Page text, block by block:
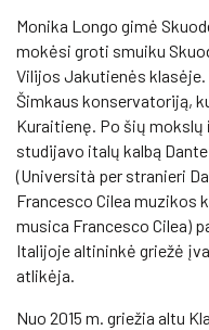
Monika Longo gimė
mokėsi groti smuiku
Vilijos Jakutienės
Šimkaus konservatoriją,
Kuraitienę. Po šių mokslų
studijavo italų kalbą
(Università per stranieri
Francesco Cilea muzikos
musica Francesco Cilea)
Italijoje altininkė griežė
atlikėja.
Nuo 2015 m. griežia altu